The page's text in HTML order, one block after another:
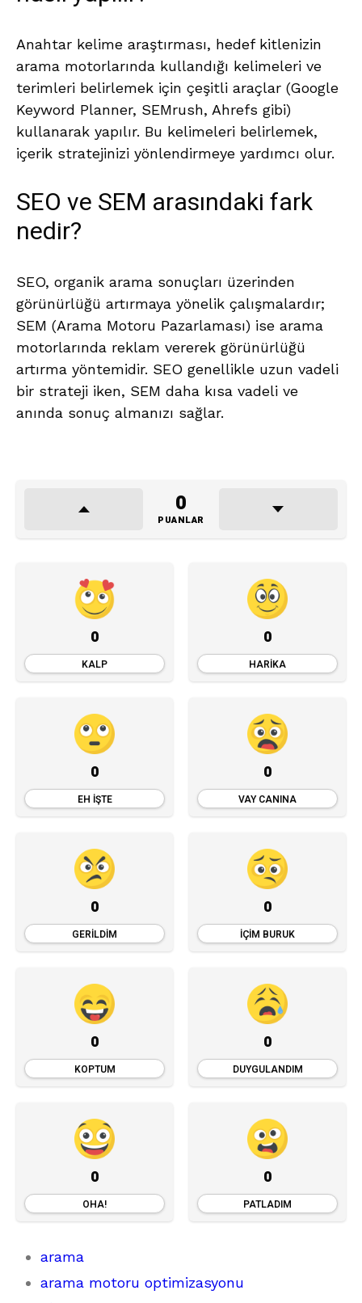
Anahtar kelime araştırması, hedef kitlenizin
arama motorlarında kullandığı kelimeleri ve
terimleri belirlemek için çeşitli araçlar (Google
Keyword Planner, SEMrush, Ahrefs gibi)
kullanarak yapılır. Bu kelimeleri belirlemek,
içerik stratejinizi yönlendirmeye yardımcı olur.
SEO ve SEM arasındaki fark
nedir?
SEO, organik arama sonuçları üzerinden
görünürlüğü artırmaya yönelik çalışmalardır;
SEM (Arama Motoru Pazarlaması) ise arama
motorlarında reklam vererek görünürlüğü
artırma yöntemidir. SEO genellikle uzun vadeli
bir strateji iken, SEM daha kısa vadeli ve
anında sonuç almanızı sağlar.
0
PUANLAR
0
KALP
0
HARIKA
0
EH İŞTE
0
VAY CANINA
0
GERILDIM
0
İÇIM BURUK
0
KOPTUM
0
DUYGULANDIM
0
OHA!
0
PATLADIM
arama
arama motoru optimizasyonu